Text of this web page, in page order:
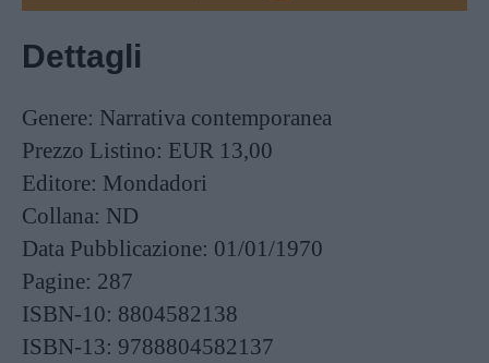
Dettagli
Genere: Narrativa contemporanea
Prezzo Listino: EUR 13,00
Editore: Mondadori
Collana: ND
Data Pubblicazione: 01/01/1970
Pagine: 287
ISBN-10: 8804582138
ISBN-13: 9788804582137